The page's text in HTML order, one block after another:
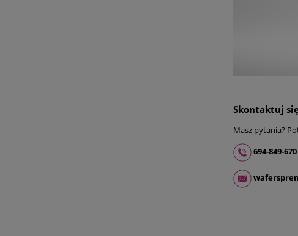
Skontaktuj
Masz pytania?
694-849-670